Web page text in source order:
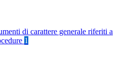
di carattere generale riferiti a
1